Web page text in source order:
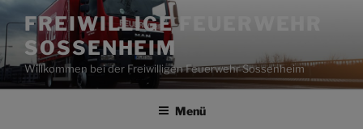
Zum
Inhalt
springen
FREIWILLIGE FEUERWEHR
SOSSENHEIM
Willkommen bei der Freiwilligen Feuerwehr Sossenheim
Menü